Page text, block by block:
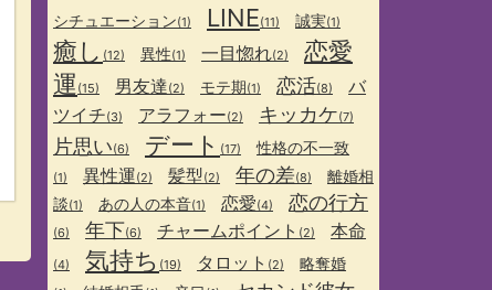
シチュエーション(1) LINE(11) 誠実(1)
癒し (12) 異性(1) 一目惚れ(2)
恋愛
運 (15) 男友達(2) モテ期(1) 恋活(8)
バ
ツイチ(3) アラフォー(2) キッカケ(7)
片思い(6) デート (17) 性格の不一致
(1) 異性運(2) 髪型(2) 年の差(8)
離婚相
談(1) あの人の本音(1) 恋愛(4) 恋の行方
(6) 年下(6) チャームポイント (2) 本命
(4) 気持ち (19) タロット (2) 略奪婚